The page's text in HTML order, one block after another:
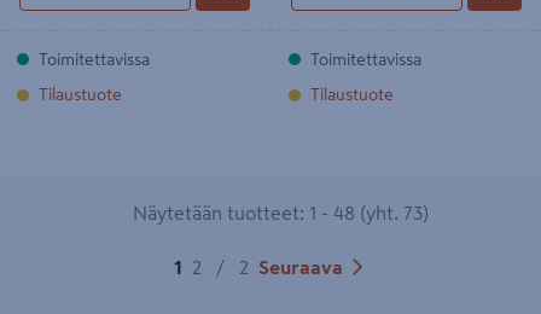
Toimitettavissa
Tilaustuote
Toimitettavissa
Tilaustuote
Näytetään tuotteet: 1 - 48 (yht. 73)
1 2 / 2 Seuraava